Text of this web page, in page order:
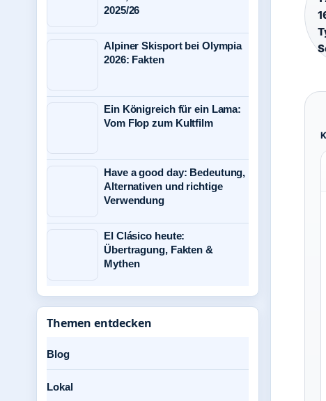
2025/26
Alpiner Skisport bei Olympia
2026: Fakten
Ein Königreich für ein Lama:
Vom Flop zum Kultfilm
Have a good day: Bedeutung,
Alternativen und richtige
Verwendung
El Clásico heute:
Übertragung, Fakten &
Mythen
Themen entdecken
Blog
Lokal